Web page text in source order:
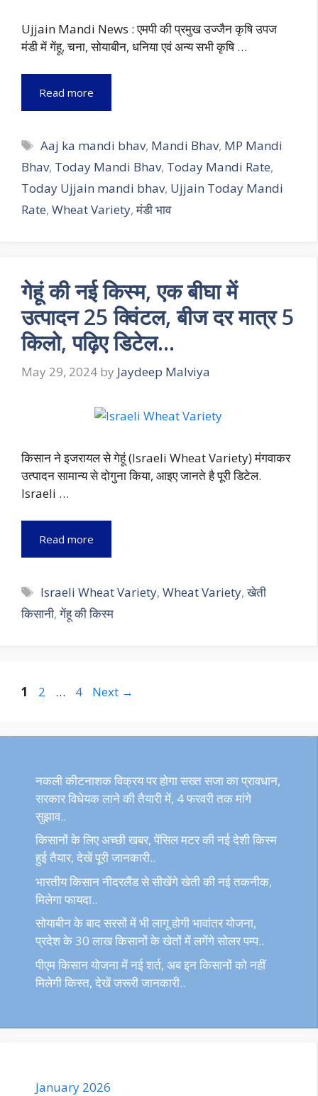
Ujjain Mandi News : एमपी की प्रमुख उज्जैन कृषि उपज
मंडी में गेंहू, चना, सोयाबीन, धनिया एवं अन्य सभी कृषि …
Read more
Tags
Aaj ka mandi bhav, Mandi Bhav, MP Mandi
Bhav, Today Mandi Bhav, Today Mandi Rate,
Today Ujjain mandi bhav, Ujjain Today Mandi
Rate, Wheat Variety,मंडी भाव
गेहूं की नई किस्म, एक बीघा में
उत्पादन 25 क्विंटल, बीज दर मात्र 5
किलो, पढ़िए डिटेल…
May 29, 2024 by Jaydeep Malviya
किसान ने इजरायल से गेहूं (Israeli Wheat Variety) मंगवाकर
उत्पादन सामान्य से दोगुना किया, आइए जानते है पूरी डिटेल.
Israeli …
Read more
Tags
Israeli Wheat Variety,Wheat Variety,खेती
किसानी,गेंहू की किस्म
Page
1 Page
2 … Page
4 Next →
नकली कीटनाशक विक्रय पर होगा सख्त सजा का प्रावधान,
सरकार विधेयक लाने की तैयारी में, 4 फरवरी तक मांगे
सुझाव..
किसानों के लिए अच्छी खबर, पेंसिल मटर की नई देशी किस्म
हुई तैयार, देखें पूरी जानकारी..
भारतीय किसान नीदरलैंड से सीखेंगे खेती की नई तकनीक,
मिलेगा फायदा..
सोयाबीन के बाद सरसों में भी लागू होगी भावांतर योजना,
प्रदेश के 30 लाख किसानों के खेतों में लगेंगे सोलर पम्प..
पीएम किसान योजना में नई शर्त, अब इन किसानों को नहीं
मिलेगी किस्त, देखें जरूरी जानकारी..
January 2026